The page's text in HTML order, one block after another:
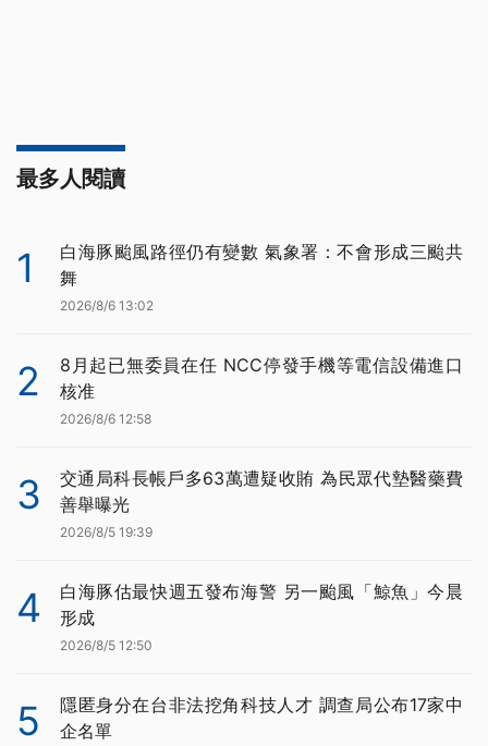
最多人閱讀
1
白海豚颱風路徑仍有變數 氣象署：不會形成三颱共
舞
2026/8/6 13:02
2
8月起已無委員在任 NCC停發手機等電信設備進口
核准
2026/8/6 12:58
3
交通局科長帳戶多63萬遭疑收賄 為民眾代墊醫藥費
善舉曝光
2026/8/5 19:39
4
白海豚估最快週五發布海警 另一颱風「鯨魚」今晨
形成
2026/8/5 12:50
5
隱匿身分在台非法挖角科技人才 調查局公布17家中
企名單